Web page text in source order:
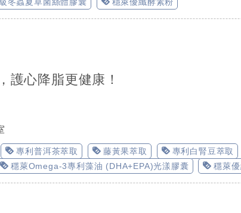
護心降脂更健康！
專利普洱茶萃取 藤黃果萃取
專利白腎豆萃取
穩萊Omega-3專利藻油 (DHA+EPA)光漾膠囊 穩萊